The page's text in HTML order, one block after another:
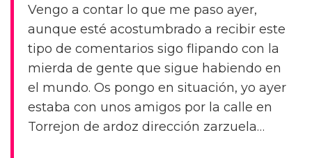
Vengo a contar lo que me paso ayer,
aunque esté acostumbrado a recibir este
tipo de comentarios sigo flipando con la
mierda de gente que sigue habiendo en
el mundo. Os pongo en situación, yo ayer
estaba con unos amigos por la calle en
Torrejon de ardoz dirección zarzuela…